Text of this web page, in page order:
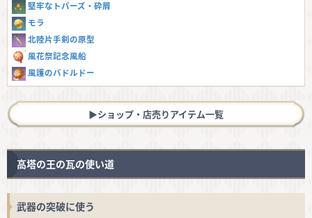
堅牢なトパーズ・砕屑
モラ
北陸片手剣の原型
風花祭記念風船
風護のバドルドー
▶︎ショップ・店売りアイテム一覧
高塔の王の瓦の使い道
武器の突破に使う